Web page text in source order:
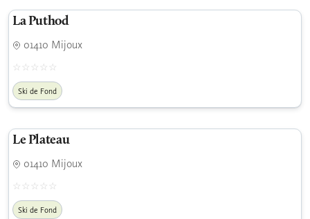
La Puthod
01410 Mijoux
Ski de Fond
Le Plateau
01410 Mijoux
Ski de Fond